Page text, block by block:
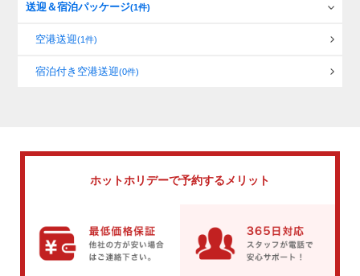
送迎＆宿泊パッケージ(1件)
空港送迎(1件)
宿泊付き空港送迎(0件)
ホットホリデーで予約するメリット